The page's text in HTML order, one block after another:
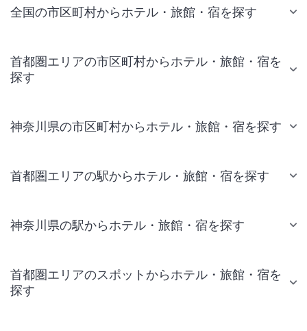
全国の市区町村からホテル・旅館・宿を探す
首都圏エリアの市区町村からホテル・旅館・宿を
探す
神奈川県の市区町村からホテル・旅館・宿を探す
首都圏エリアの駅からホテル・旅館・宿を探す
神奈川県の駅からホテル・旅館・宿を探す
首都圏エリアのスポットからホテル・旅館・宿を
探す